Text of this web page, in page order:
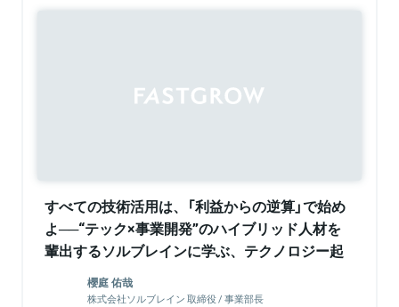
すべての技術活用は、「利益からの逆算」で始め
よ──“テック×事業開発”のハイブリッド人材を
輩出するソルブレインに学ぶ、テクノロジー起
点の事業成長の描き方
櫻庭 佑哉
株式会社ソルブレイン 取締役 / 事業部長